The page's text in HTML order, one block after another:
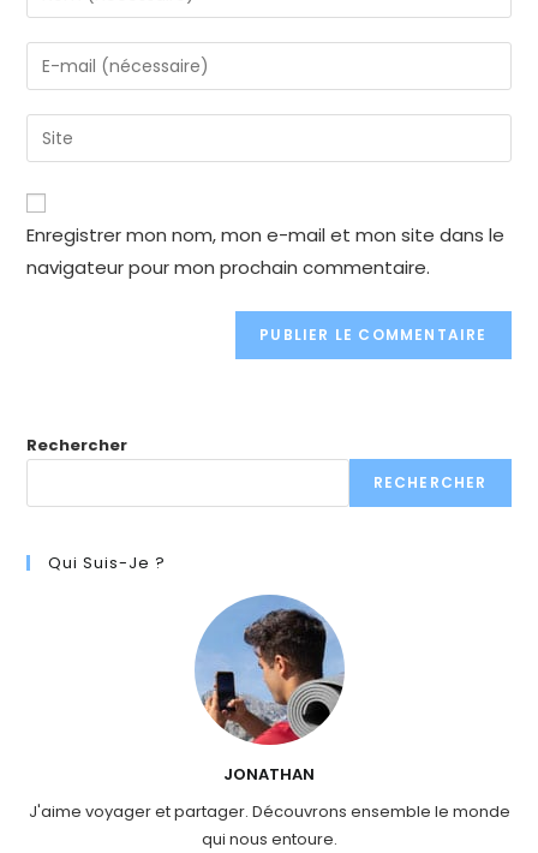
your
name
or
to
comment
Enter
your
email
address
comment
Enter
your
website
URL
(optional)
Enregistrer mon nom, mon e-mail et mon site dans le
navigateur pour mon prochain commentaire.
Rechercher
RECHERCHER
Qui Suis-Je ?
JONATHAN
J'aime voyager et partager. Découvrons ensemble le monde
qui nous entoure.